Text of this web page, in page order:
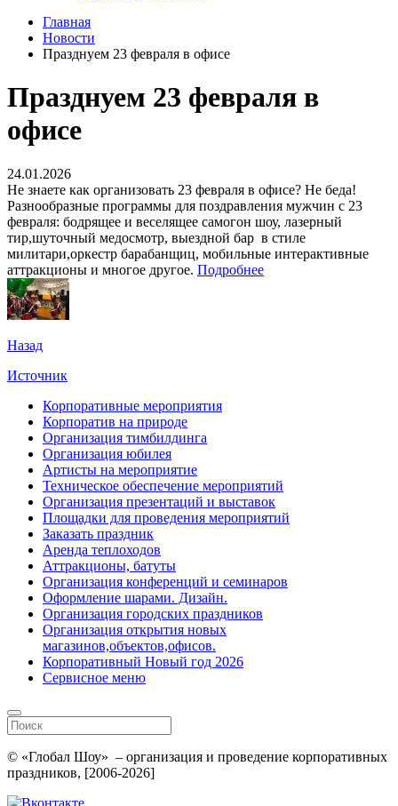
Главная
Новости
Празднуем 23 февраля в офисе
Празднуем 23 февраля в
офисе
24.01.2026
Не знаете как организовать 23 февраля в офисе? Не беда!
Разнообразные программы для поздравления мужчин с 23
февраля: бодрящее и веселящее самогон шоу, лазерный
тир,шуточный медосмотр, выездной бар в стиле
милитари,оркестр барабанщиц, мобильные интерактивные
аттракционы и многое другое. Подробнее
Назад
Источник
Корпоративные мероприятия
Корпоратив на природе
Организация тимбилдинга
Организация юбилея
Артисты на мероприятие
Техническое обеспечение мероприятий
Организация презентаций и выставок
Площадки для проведения мероприятий
Заказать праздник
Аренда теплоходов
Аттракционы, батуты
Организация конференций и семинаров
Оформление шарами. Дизайн.
Организация городских праздников
Организация открытия новых
магазинов,объектов,офисов.
Корпоративный Новый год 2026
Сервисное меню
© «Глобал Шоу» – организация и проведение корпоративных
праздников, [2006-2026]